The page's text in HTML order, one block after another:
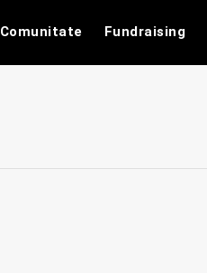
Comunitate Fundraising